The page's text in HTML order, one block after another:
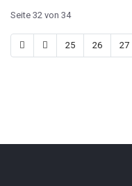
Seite 32 von 34
25 26 27